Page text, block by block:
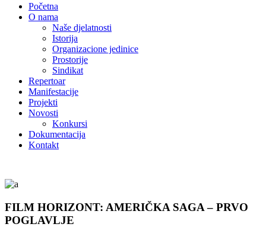
Početna
O nama
Naše djelatnosti
Istorija
Organizacione jedinice
Prostorije
Sindikat
Repertoar
Manifestacije
Projekti
Novosti
Konkursi
Dokumentacija
Kontakt
FILM HORIZONT: AMERIČKA SAGA – PRVO
POGLAVLJE